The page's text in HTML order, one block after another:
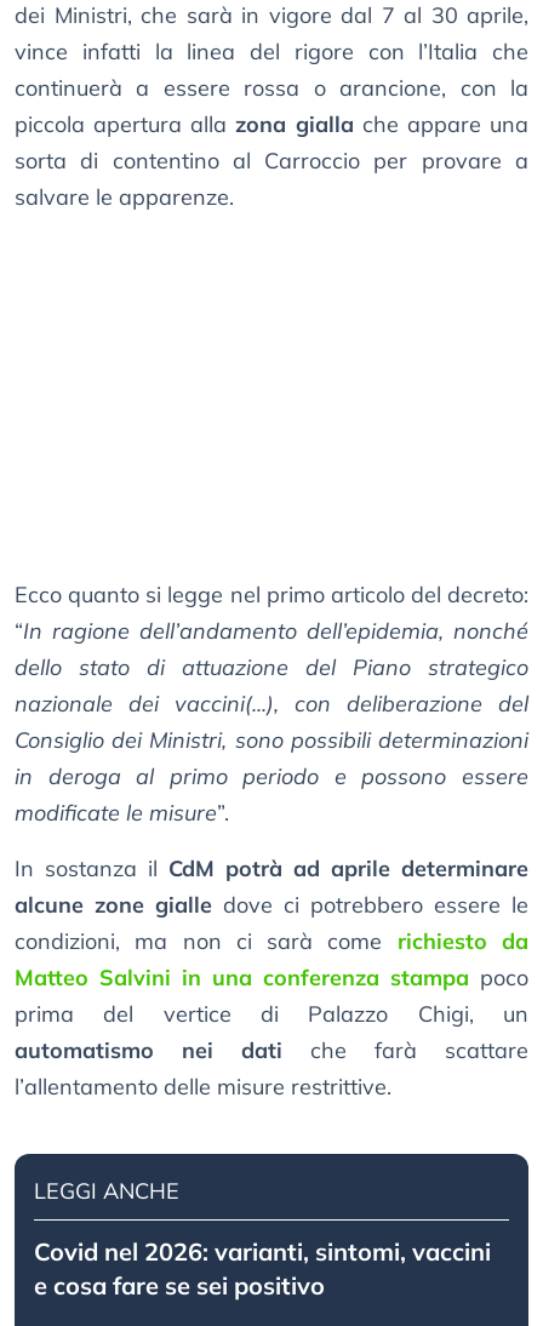
dei Ministri, che sarà in vigore dal 7 al 30 aprile,
vince infatti la linea del rigore con l’Italia che
continuerà a essere rossa o arancione, con la
piccola apertura allazona gialla che appare una
sorta di contentino al Carroccio per provare a
salvare le apparenze.
Ecco quanto si legge nel primo articolo del decreto:
“In ragione dell’andamento dell’epidemia, nonché
dello stato di attuazione del Piano strategico
nazionale dei vaccini(...), con deliberazione del
Consiglio dei Ministri, sono possibili determinazioni
in deroga al primo periodo e possono essere
modificate le misure”.
In sostanza il CdM potrà ad aprile determinare
alcune zone gialle dove ci potrebbero essere le
condizioni, ma non ci sarà come richiesto da
Matteo Salvini in una conferenza stampa poco
prima del vertice di Palazzo Chigi, un
automatismo nei dati che farà scattare
l’allentamento delle misure restrittive.
LEGGI ANCHE
Covid nel 2026: varianti, sintomi, vaccini
e cosa fare se sei positivo